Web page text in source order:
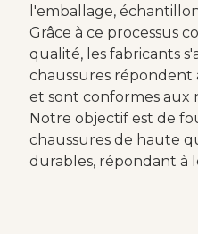
l'emballage,
Grâce à ce processus
qualité, les fabricants
chaussures répondent
et sont conformes aux
Notre objectif est de
chaussures de haute
durables, répondant à